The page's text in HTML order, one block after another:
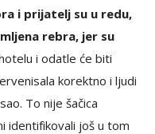
i prijatelj su u redu,
rebra, jer su
i odatle će biti
korektno i ljudi
To nije šačica
identifikovali još u tom